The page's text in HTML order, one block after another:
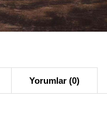
Yorumlar (0)